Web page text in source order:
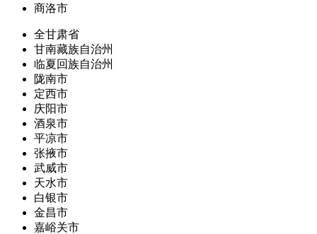
商洛市
全甘肃省
甘南藏族自治州
临夏回族自治州
陇南市
定西市
庆阳市
酒泉市
平凉市
张掖市
武威市
天水市
白银市
金昌市
嘉峪关市